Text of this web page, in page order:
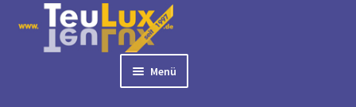
Navigation
springen
Inhalt
springen
Menü